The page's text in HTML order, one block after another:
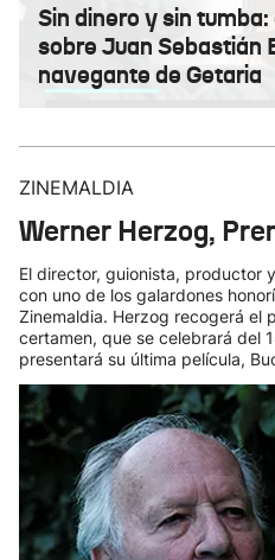
Sin dinero y sin
sobre Juan Sebastián
navegante de Getaria
ZINEMALDIA
Werner Herzog,
El director, guionista, productor
con uno de los galardones
Zinemaldia. Herzog recogerá el
certamen, que se celebrará del
presentará su última película,